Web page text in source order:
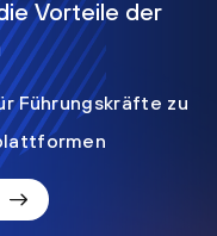
Vorteile der
Führungskräfte zu